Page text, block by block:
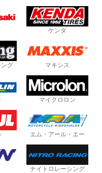
ケンダ
グ マキシス
マイクロロン
エム・アール・エー
ナイトロレーシング